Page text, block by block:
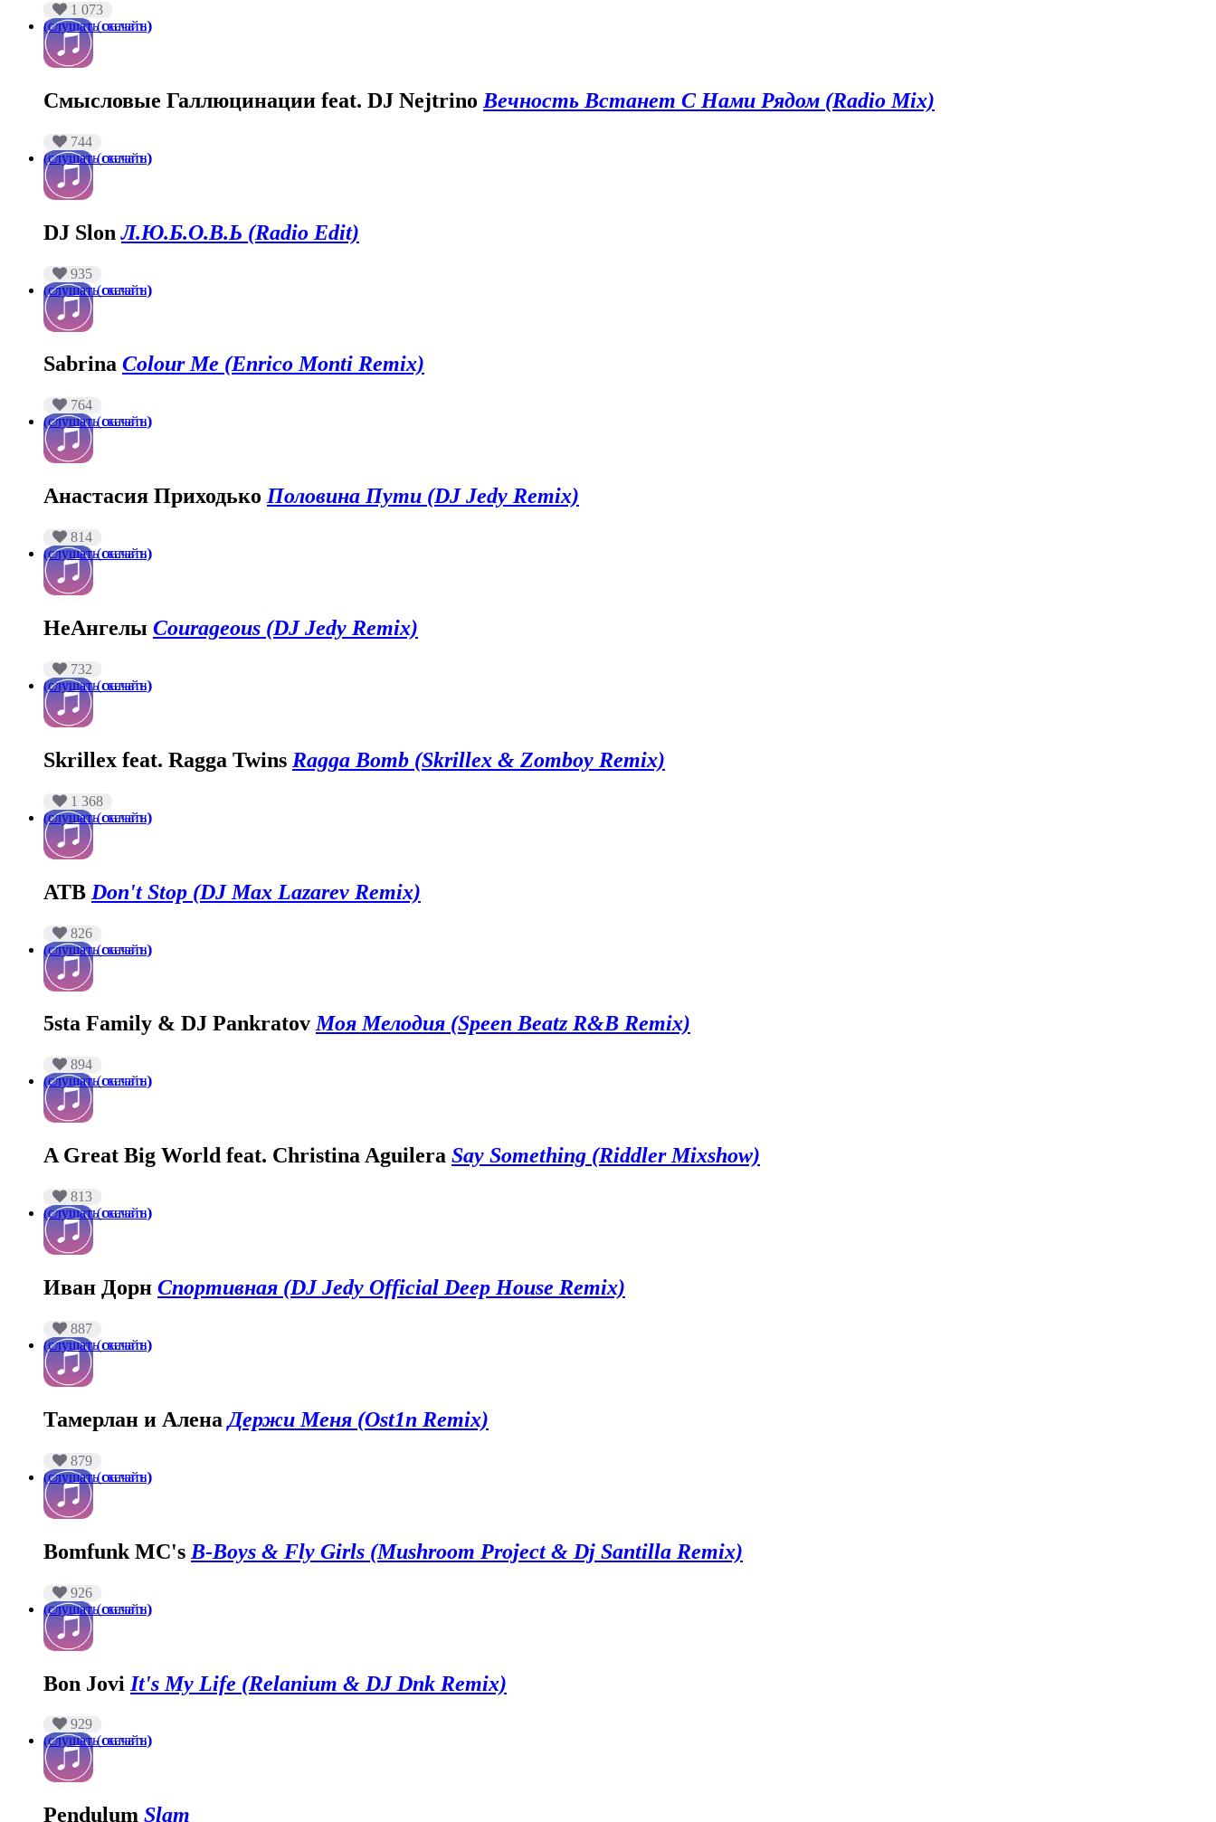
1 073
(слушать онлайн)
(скачать)
Смысловые Галлюцинации feat. DJ Nejtrino Вечность Встанет С Нами Рядом (Radio Mix)
744
(слушать онлайн)
(скачать)
DJ Slon Л.Ю.Б.О.В.Ь (Radio Edit)
935
(слушать онлайн)
(скачать)
Sabrina Colour Me (Enrico Monti Remix)
764
(слушать онлайн)
(скачать)
Анастасия Приходько Половина Пути (DJ Jedy Remix)
814
(слушать онлайн)
(скачать)
НеАнгелы Courageous (DJ Jedy Remix)
732
(слушать онлайн)
(скачать)
Skrillex feat. Ragga Twins Ragga Bomb (Skrillex & Zomboy Remix)
1 368
(слушать онлайн)
(скачать)
ATB Don't Stop (DJ Max Lazarev Remix)
826
(слушать онлайн)
(скачать)
5sta Family & DJ Pankratov Моя Мелодия (Speen Beatz R&B Remix)
894
(слушать онлайн)
(скачать)
A Great Big World feat. Christina Aguilera Say Something (Riddler Mixshow)
813
(слушать онлайн)
(скачать)
Иван Дорн Спортивная (DJ Jedy Official Deep House Remix)
887
(слушать онлайн)
(скачать)
Тамерлан и Алена Держи Меня (Ost1n Remix)
879
(слушать онлайн)
(скачать)
Bomfunk MC's B-Boys & Fly Girls (Mushroom Project & Dj Santilla Remix)
926
(слушать онлайн)
(скачать)
Bon Jovi It's My Life (Relanium & DJ Dnk Remix)
929
(слушать онлайн)
(скачать)
Pendulum Slam